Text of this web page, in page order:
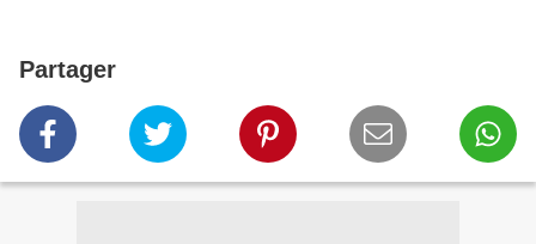
Partager